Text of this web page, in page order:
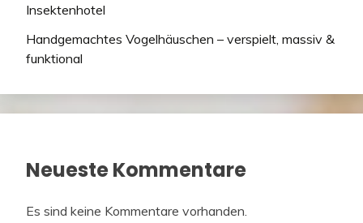
Insektenhotel
Handgemachtes Vogelhäuschen – verspielt, massiv &
funktional
Neueste Kommentare
Es sind keine Kommentare vorhanden.